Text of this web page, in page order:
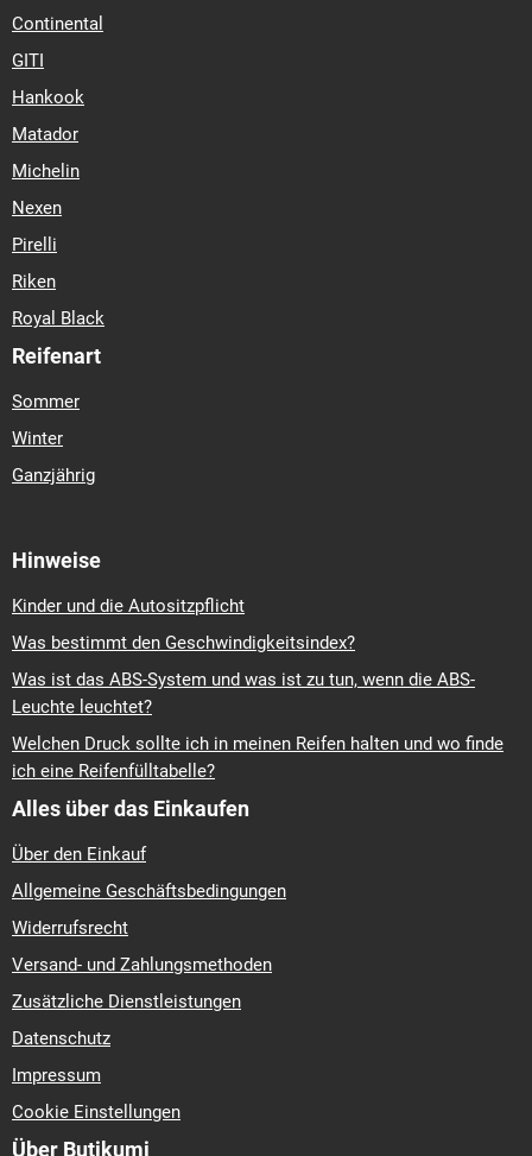
Continental
GITI
Hankook
Matador
Michelin
Nexen
Pirelli
Riken
Royal Black
Reifenart
Sommer
Winter
Ganzjährig
Hinweise
Kinder und die Autositzpflicht
Was bestimmt den Geschwindigkeitsindex?
Was ist das ABS-System und was ist zu tun, wenn die ABS-
Leuchte leuchtet?
Welchen Druck sollte ich in meinen Reifen halten und wo finde
ich eine Reifenfülltabelle?
Alles über das Einkaufen
Über den Einkauf
Allgemeine Geschäftsbedingungen
Widerrufsrecht
Versand- und Zahlungsmethoden
Zusätzliche Dienstleistungen
Datenschutz
Impressum
Cookie Einstellungen
Über Butikumi